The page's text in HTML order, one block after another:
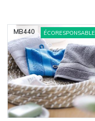
ÉCORESPONSABLE
MB440